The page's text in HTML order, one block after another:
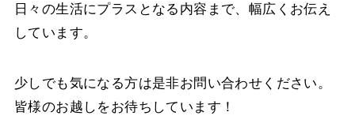
日々の生活にプラスとなる内容まで、幅広くお伝え
しています。
少しでも気になる方は是非お問い合わせください。
皆様のお越しをお待ちしています！